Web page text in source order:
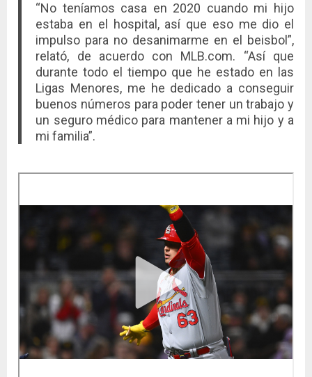
“No teníamos casa en 2020 cuando mi hijo
estaba en el hospital, así que eso me dio el
impulso para no desanimarme en el beisbol”,
relató, de acuerdo con MLB.com. “Así que
durante todo el tiempo que he estado en las
Ligas Menores, me he dedicado a conseguir
buenos números para poder tener un trabajo y
un seguro médico para mantener a mi hijo y a
mi familia”.